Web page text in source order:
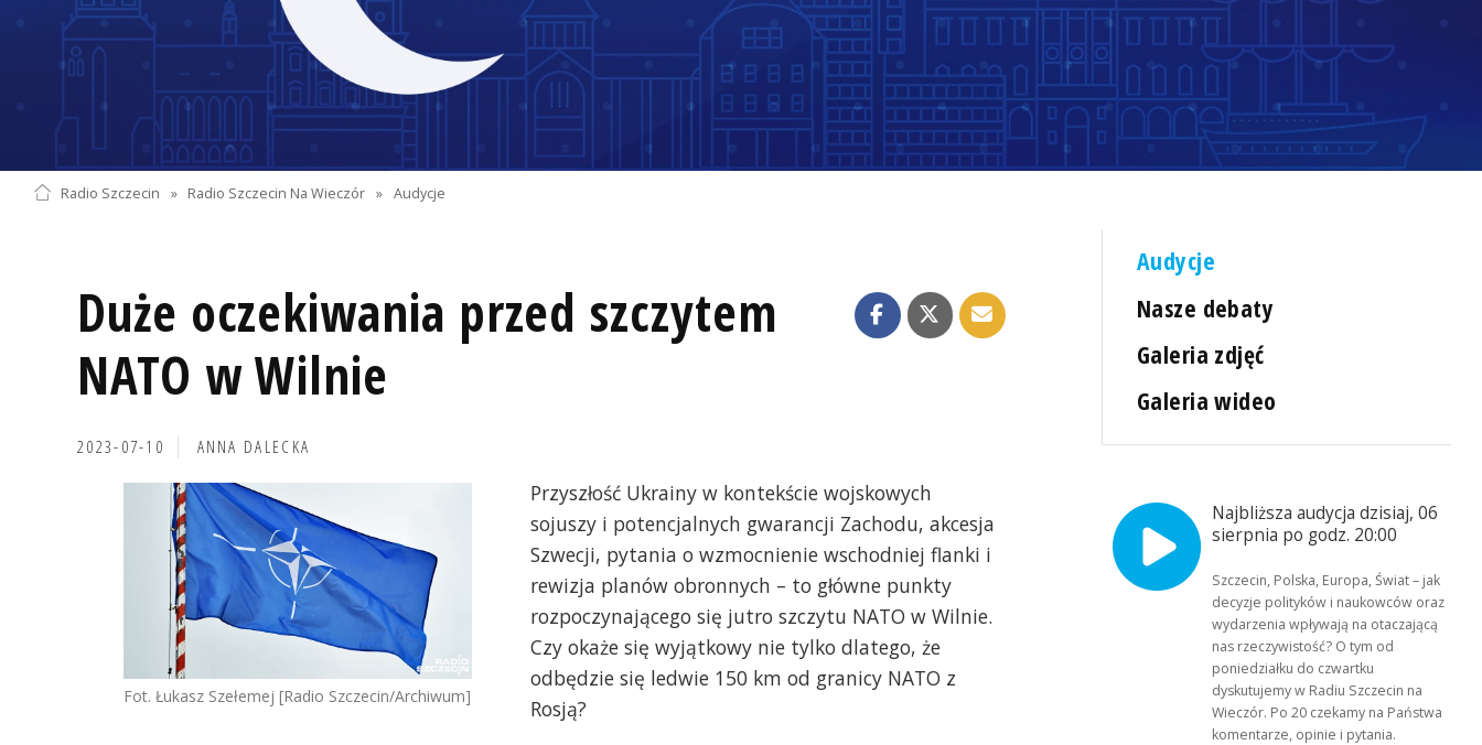
Radio Szczecin » Radio Szczecin Na Wieczór » Audycje
Duże oczekiwania przed szczytem
NATO w Wilnie
2023-07-10 ANNA DALECKA
Fot. Łukasz Szełemej [Radio Szczecin/Archiwum]
Przyszłość Ukrainy w kontekście wojskowych
sojuszy i potencjalnych gwarancji Zachodu, akcesja
Szwecji, pytania o wzmocnienie wschodniej flanki i
rewizja planów obronnych – to główne punkty
rozpoczynającego się jutro szczytu NATO w Wilnie.
Czy okaże się wyjątkowy nie tylko dlatego, że
odbędzie się ledwie 150 km od granicy NATO z
Rosją?
Audycje
Nasze debaty
Galeria zdjęć
Galeria wideo
Najbliższa audycja dzisiaj, 06
sierpnia po godz. 20:00
Szczecin, Polska, Europa, Świat – jak
decyzje polityków i naukowców oraz
wydarzenia wpływają na otaczającą
nas rzeczywistość? O tym od
poniedziałku do czwartku
dyskutujemy w Radiu Szczecin na
Wieczór. Po 20 czekamy na Państwa
komentarze, opinie i pytania.